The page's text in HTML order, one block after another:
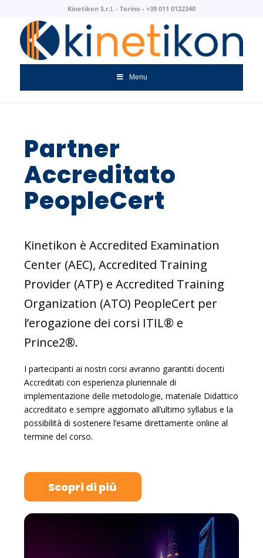
Kinetikon S.r.l. - Torino - +39 011 0122340
Menu
Partner
Accreditato
PeopleCert
Kinetikon è Accredited Examination
Center (AEC), Accredited Training
Provider (ATP) e Accredited Training
Organization (ATO) PeopleCert per
l’erogazione dei corsi ITIL® e
Prince2®.
I partecipanti ai nostri corsi avranno garantiti docenti
Accreditati con esperienza pluriennale di
implementazione delle metodologie, materiale Didattico
accreditato e sempre aggiornato all’ultimo syllabus e la
possibilità di sostenere l’esame direttamente online al
termine del corso.
Scopri di più